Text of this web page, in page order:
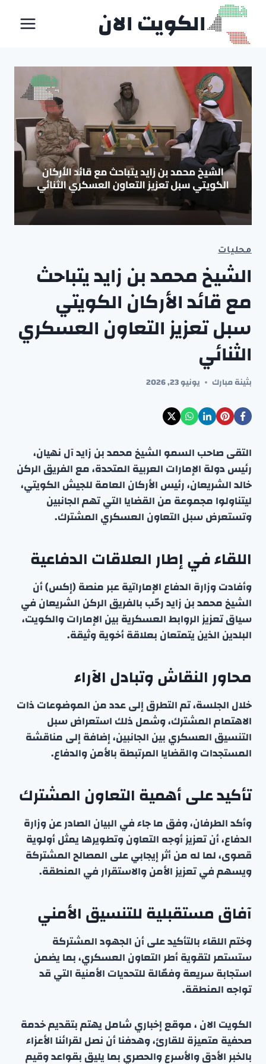
التجاوز
المحتوى
الكويت الان
محليات
الشيخ محمد بن زايد يتباحث
مع قائد الأركان الكويتي
سبل تعزيز التعاون العسكري
الثنائي
بثينة مبارك يونيو 23, 2026
التقى صاحب السمو الشيخ محمد بن زايد آل نهيان،
رئيس دولة الإمارات العربية المتحدة، مع الفريق الركن
خالد الشريعان، رئيس الأركان العامة للجيش الكويتي،
ليتناولوا مجموعة من القضايا التي تهم الجانبين
وتستعرض سبل التعاون العسكري المشترك.
اللقاء في إطار العلاقات الدفاعية
وأفادت وزارة الدفاع الإماراتية عبر منصة (إكس) أن
الشيخ محمد بن زايد رحّب بالفريق الركن الشريعان في
سياق تعزيز الروابط العسكرية بين الإمارات والكويت،
البلدين الذين يتمتعان بعلاقة أخوية وثيقة.
محاور النقاش وتبادل الآراء
خلال الجلسة، تم التطرق إلى عدد من الموضوعات ذات
الاهتمام المشترك، وشمل ذلك استعراض سبل
التنسيق العسكري بين الجانبين، إضافة إلى مناقشة
المستجدات والقضايا المرتبطة بالأمن والدفاع.
تأكيد على أهمية التعاون المشترك
وأكد الطرفان، وفق ما جاء في البيان الصادر عن وزارة
الدفاع، أن تعزيز أوجه التعاون وتطويرها يمثل أولوية
قصوى، لما له من أثر إيجابي على المصالح المشتركة
ويسهم في تعزيز الأمن والاستقرار في المنطقة.
آفاق مستقبلية للتنسيق الأمني
وختم اللقاء بالتأكيد على أن الجهود المشتركة
ستستمر لتقوية أطر التعاون العسكري، بما يضمن
استجابة سريعة وفعّالة للتحديات الأمنية التي قد
تواجه المنطقة.
الكويت الان ، موقع إخباري شامل يهتم بتقديم خدمة
صحفية متميزة للقارئ، وهدفنا أن نصل لقرائنا الأعزاء
بالخبر الأدق والأسرع والحصري بما يليق بقواعد وقيم